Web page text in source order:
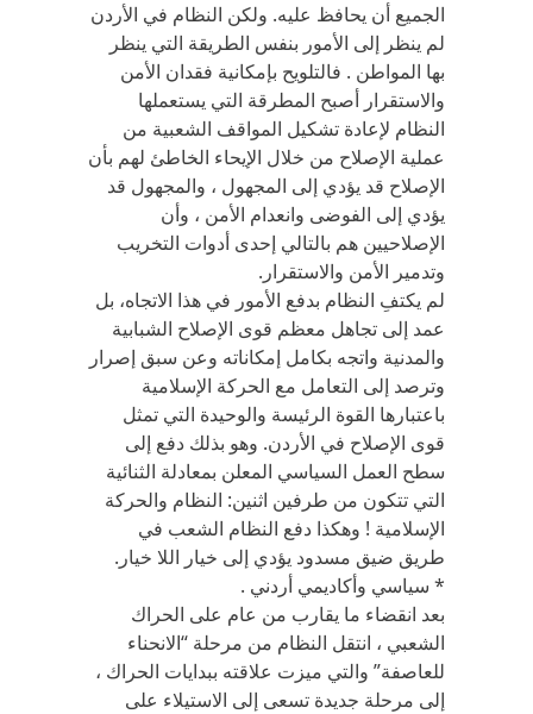
الجميع أن يحافظ عليه. ولكن النظام في الأردن
لم ينظر إلى الأمور بنفس الطريقة التي ينظر
بها المواطن . فالتلويح بإمكانية فقدان الأمن
والاستقرار أصبح المطرقة التي يستعملها
النظام لإعادة تشكيل المواقف الشعبية من
عملية الإصلاح من خلال الإيحاء الخاطئ لهم بأن
الإصلاح قد يؤدي إلى المجهول ، والمجهول قد
يؤدي إلى الفوضى وانعدام الأمن ، وأن
الإصلاحيين هم بالتالي إحدى أدوات التخريب
وتدمير الأمن والاستقرار.
لم يكتفِ النظام بدفع الأمور في هذا الاتجاه، بل
عمد إلى تجاهل معظم قوى الإصلاح الشبابية
والمدنية واتجه بكامل إمكاناته وعن سبق إصرار
وترصد إلى التعامل مع الحركة الإسلامية
باعتبارها القوة الرئيسة والوحيدة التي تمثل
قوى الإصلاح في الأردن. وهو بذلك دفع إلى
سطح العمل السياسي المعلن بمعادلة الثنائية
التي تتكون من طرفين اثنين: النظام والحركة
الإسلامية ! وهكذا دفع النظام الشعب في
طريق ضيق مسدود يؤدي إلى خيار اللا خيار.
* سياسي وأكاديمي أردني .
بعد انقضاء ما يقارب من عام على الحراك
الشعبي ، انتقل النظام من مرحلة “الانحناء
للعاصفة” والتي ميزت علاقته ببدايات الحراك ،
إلى مرحلة جديدة تسعى إلى الاستيلاء على